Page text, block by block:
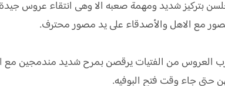
بتركيز شديد ومهمة صعبه الا وهى انتقاء عروس جيدة
مع الاهل والأصدقاء على يد مصور محترف.
العروس من الفتيات يرقصن بمرح شديد مندمجين مع
حتى جاء وقت فتح البوفيه.